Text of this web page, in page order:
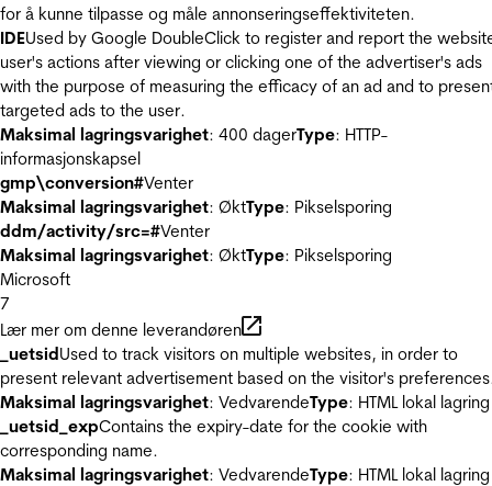
for å kunne tilpasse og måle annonseringseffektiviteten.
IDEUsed by Google DoubleClick to register and report the
user's actions after viewing or clicking one of the advertiser's ads
with the purpose of measuring the efficacy of an ad and to
targeted ads to the user.
Maksimal lagringsvarighet: 400 dagerType: HTTP-
informasjonskapsel
gmp\conversion#Venter
Maksimal lagringsvarighet: ØktType: Pikselsporing
ddm/activity/src=#Venter
Maksimal lagringsvarighet: ØktType: Pikselsporing
Microsoft
7
Lær mer om denne leverandøren
_uetsidUsed to track visitors on multiple websites, in order to
present relevant advertisement based on the visitor's
Maksimal lagringsvarighet: VedvarendeType: HTML lokal lagring
_uetsid_expContains the expiry-date for the cookie with
corresponding name.
Maksimal lagringsvarighet: VedvarendeType: HTML lokal lagring